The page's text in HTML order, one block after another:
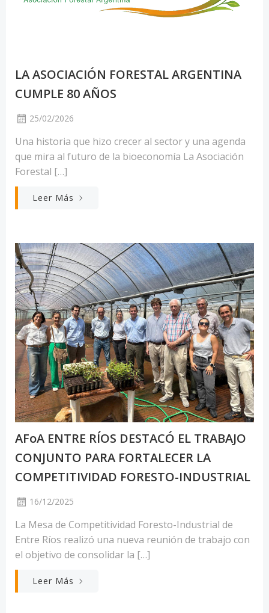
LA ASOCIACIÓN FORESTAL ARGENTINA
CUMPLE 80 AÑOS
25/02/2026
Una historia que hizo crecer al sector y una agenda
que mira al futuro de la bioeconomía La Asociación
Forestal […]
Leer Más
AFoA ENTRE RÍOS DESTACÓ EL TRABAJO
CONJUNTO PARA FORTALECER LA
COMPETITIVIDAD FORESTO-INDUSTRIAL
16/12/2025
La Mesa de Competitividad Foresto-Industrial de
Entre Ríos realizó una nueva reunión de trabajo con
el objetivo de consolidar la […]
Leer Más